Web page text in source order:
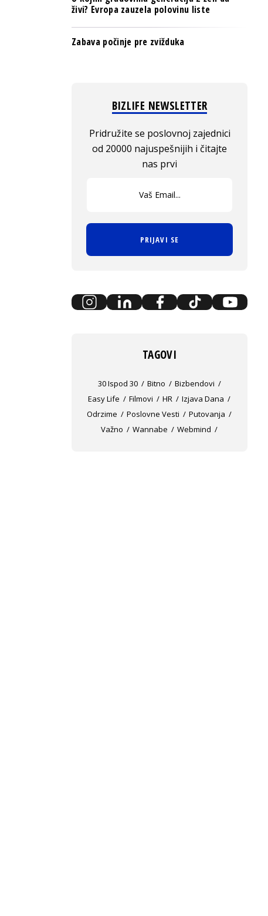
živi? Evropa zauzela polovinu liste
Zabava počinje pre zvižduka
BIZLIFE NEWSLETTER
Pridružite se poslovnoj zajednici
od 20000 najuspešnijih i čitajte
nas prvi
PRIJAVI SE
TAGOVI
30 Ispod 30 Bitno
Bizbendovi
Easy Life
Filmovi HR
Izjava Dana
Odrzime
Poslovne Vesti
Putovanja
Važno
Wannabe Webmind